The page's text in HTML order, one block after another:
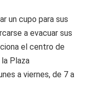
un cupo para sus
a evacuar sus
el centro de
Plaza
a viernes, de 7 a